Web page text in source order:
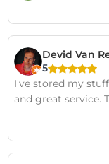
Devid Van
5
I've stored my
and great service.